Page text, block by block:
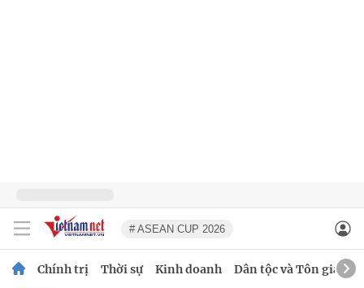
# ASEAN CUP 2026
Chính trị Thời sự Kinh doanh Dân tộc và Tôn giáo